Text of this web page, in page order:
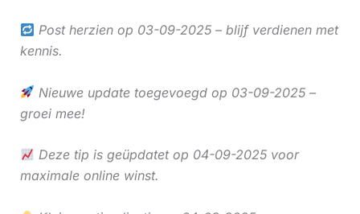
Post herzien op 03-09-2025 – blijf verdienen met
kennis.
Nieuwe update toegevoegd op 03-09-2025 –
groei mee!
Deze tip is geüpdatet op 04-09-2025 voor
maximale online winst.